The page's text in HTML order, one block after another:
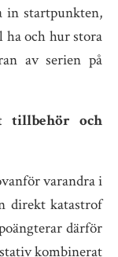
in startpunkten,
ha och hur stora
av serien på
tillbehör och
varandra i
direkt katastrof
därför
kombinerat